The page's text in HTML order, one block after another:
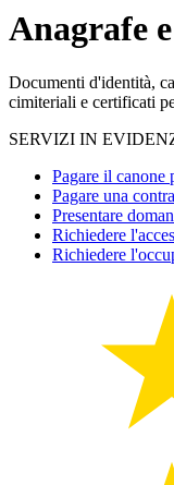
Anagrafe
Documenti d'identità,
cimiteriali e certificati
SERVIZI IN
Pagare il canone
Pagare una
Presentare
Richiedere
Richiedere